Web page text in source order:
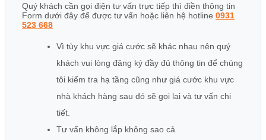
Quý khách cần gọi điện tư vấn trực tiếp thì điền thông tin
Form dưới đây để được tư vấn hoặc liên hệ hotline 0931
523 668
Vì tùy khu vực giá cước sẽ khác nhau nên quý
khách vui lòng đăng ký đầy đủ thông tin để chúng
tôi kiểm tra hạ tầng cũng như giá cước khu vực
nhà khách hàng sau đó sẽ gọi lại và tư vấn chi
tiết.
Tư vấn không lắp không sao cả